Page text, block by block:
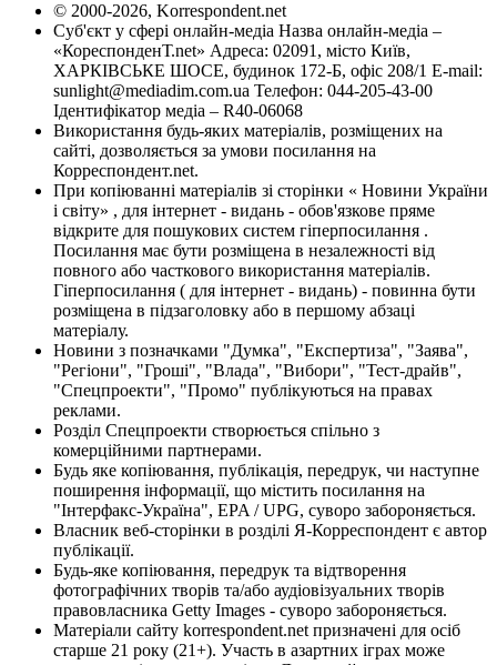
© 2000-2026, Korrespondent.net
Суб'єкт у сфері онлайн-медіа Назва онлайн-медіа –
«КореспонденТ.net» Адреса: 02091, місто Київ,
ХАРКІВСЬКЕ ШОСЕ, будинок 172-Б, офіс 208/1 E-mail:
sunlight@mediadim.com.ua Телефон: 044-205-43-00
Ідентифікатор медіа – R40-06068
Використання будь-яких матеріалів, розміщених на
сайті, дозволяється за умови посилання на
Корреспондент.net.
При копіюванні матеріалів зі сторінки « Новини України
і світу» , для інтернет - видань - обов'язкове пряме
відкрите для пошукових систем гіперпосилання .
Посилання має бути розміщена в незалежності від
повного або часткового використання матеріалів.
Гіперпосилання ( для інтернет - видань) - повинна бути
розміщена в підзаголовку або в першому абзаці
матеріалу.
Новини з позначками "Думка", "Експертиза", "Заява",
"Регіони", "Гроші", "Влада", "Вибори", "Тест-драйв",
"Спецпроекти", "Промо" публікуються на правах
реклами.
Розділ Спецпроекти створюється спільно з
комерційними партнерами.
Будь яке копіювання, публікація, передрук, чи наступне
поширення інформації, що містить посилання на
"Інтерфакс-Україна", EPA / UPG, суворо забороняється.
Власник веб-сторінки в розділі Я-Корреспондент є автор
публікації.
Будь-яке копіювання, передрук та відтворення
фотографічних творів та/або аудіовізуальних творів
правовласника Getty Images - суворо забороняється.
Матеріали сайту korrespondent.net призначені для осіб
старше 21 року (21+). Участь в азартних іграх може